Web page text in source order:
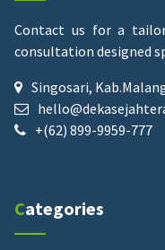
Contact us for a
consultation designed
Singosari,
+(62) 899-9959-777
Categories